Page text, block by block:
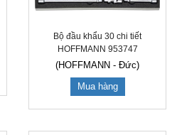
Bộ đầu khẩu 30 chi tiết
HOFFMANN 953747
(HOFFMANN - Đức)
Mua hàng